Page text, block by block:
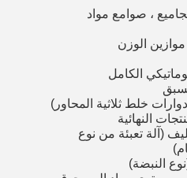
، صوامع مواد
(آلة تعبئة من نوع